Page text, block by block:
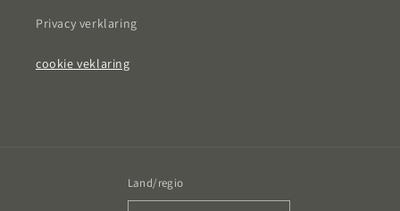
Privacy verklaring
cookie veklaring
Land/regio